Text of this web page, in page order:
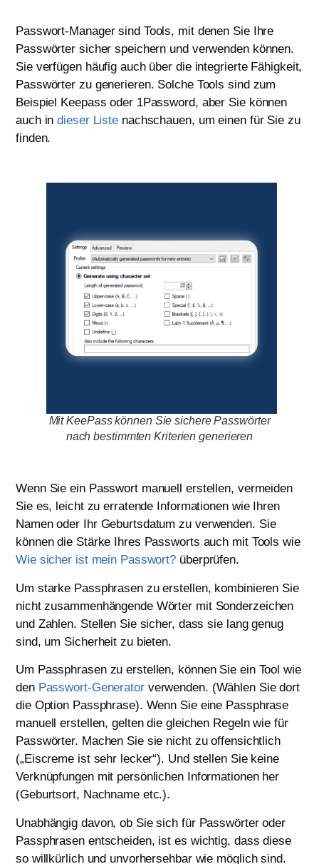
Passwort-Manager sind Tools, mit denen Sie Ihre
Passwörter sicher speichern und verwenden können.
Sie verfügen häufig auch über die integrierte Fähigkeit,
Passwörter zu generieren. Solche Tools sind zum
Beispiel Keepass oder 1Password, aber Sie können
auch indieser Liste nachschauen, um einen für Sie zu
finden.
Mit KeePass können Sie sichere Passwörter
nach bestimmten Kriterien generieren
Wenn Sie ein Passwort manuell erstellen, vermeiden
Sie es, leicht zu erratende Informationen wie Ihren
Namen oder Ihr Geburtsdatum zu verwenden. Sie
können die Stärke Ihres Passworts auch mit Tools wie
Wie sicher ist mein Passwort? überprüfen.
Um starke Passphrasen zu erstellen, kombinieren Sie
nicht zusammenhängende Wörter mit Sonderzeichen
und Zahlen. Stellen Sie sicher, dass sie lang genug
sind, um Sicherheit zu bieten.
Um Passphrasen zu erstellen, können Sie ein Tool wie
den Passwort-Generatorverwenden. (Wählen Sie dort
die Option Passphrase). Wenn Sie eine Passphrase
manuell erstellen, gelten die gleichen Regeln wie für
Passwörter. Machen Sie sie nicht zu offensichtlich
(„Eiscreme ist sehr lecker“). Und stellen Sie keine
Verknüpfungen mit persönlichen Informationen her
(Geburtsort, Nachname etc.).
Unabhängig davon, ob Sie sich für Passwörter oder
Passphrasen entscheiden, ist es wichtig, dass diese
so willkürlich und unvorhersehbar wie möglich sind.